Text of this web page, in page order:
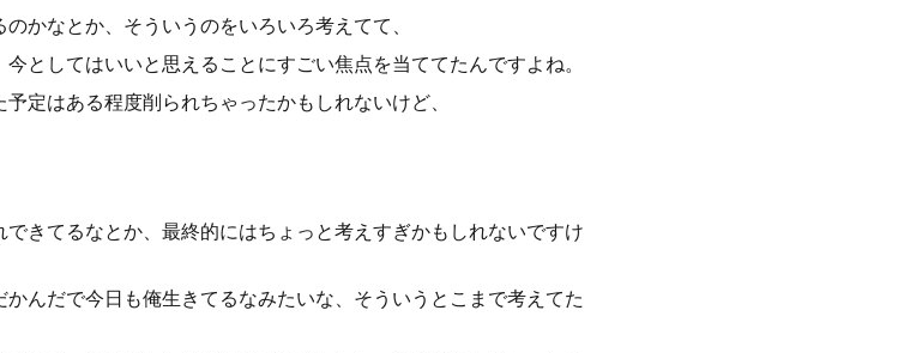
かなとか、そういうのをいろいろ考えてて、
としてはいいと思えることにすごい焦点を当ててたんですよね。
定はある程度削られちゃったかもしれないけど、
きてるなとか、最終的にはちょっと考えすぎかもしれないですけ
んだで今日も俺生きてるなみたいな、そういうとこまで考えてた